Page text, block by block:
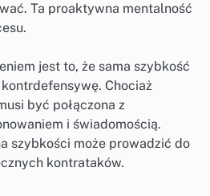
Ta proaktywna mentalność
jest to, że sama szybkość
Chociaż
być połączona z
i świadomością.
szybkości może prowadzić do
kontrataków.